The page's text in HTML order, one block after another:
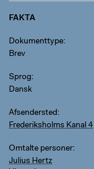
FAKTA
Dokumenttype
Brev
Sprog
Dansk
Afsendersted
Frederiksholms Kanal 4
Omtalte personer
Julius Hertz